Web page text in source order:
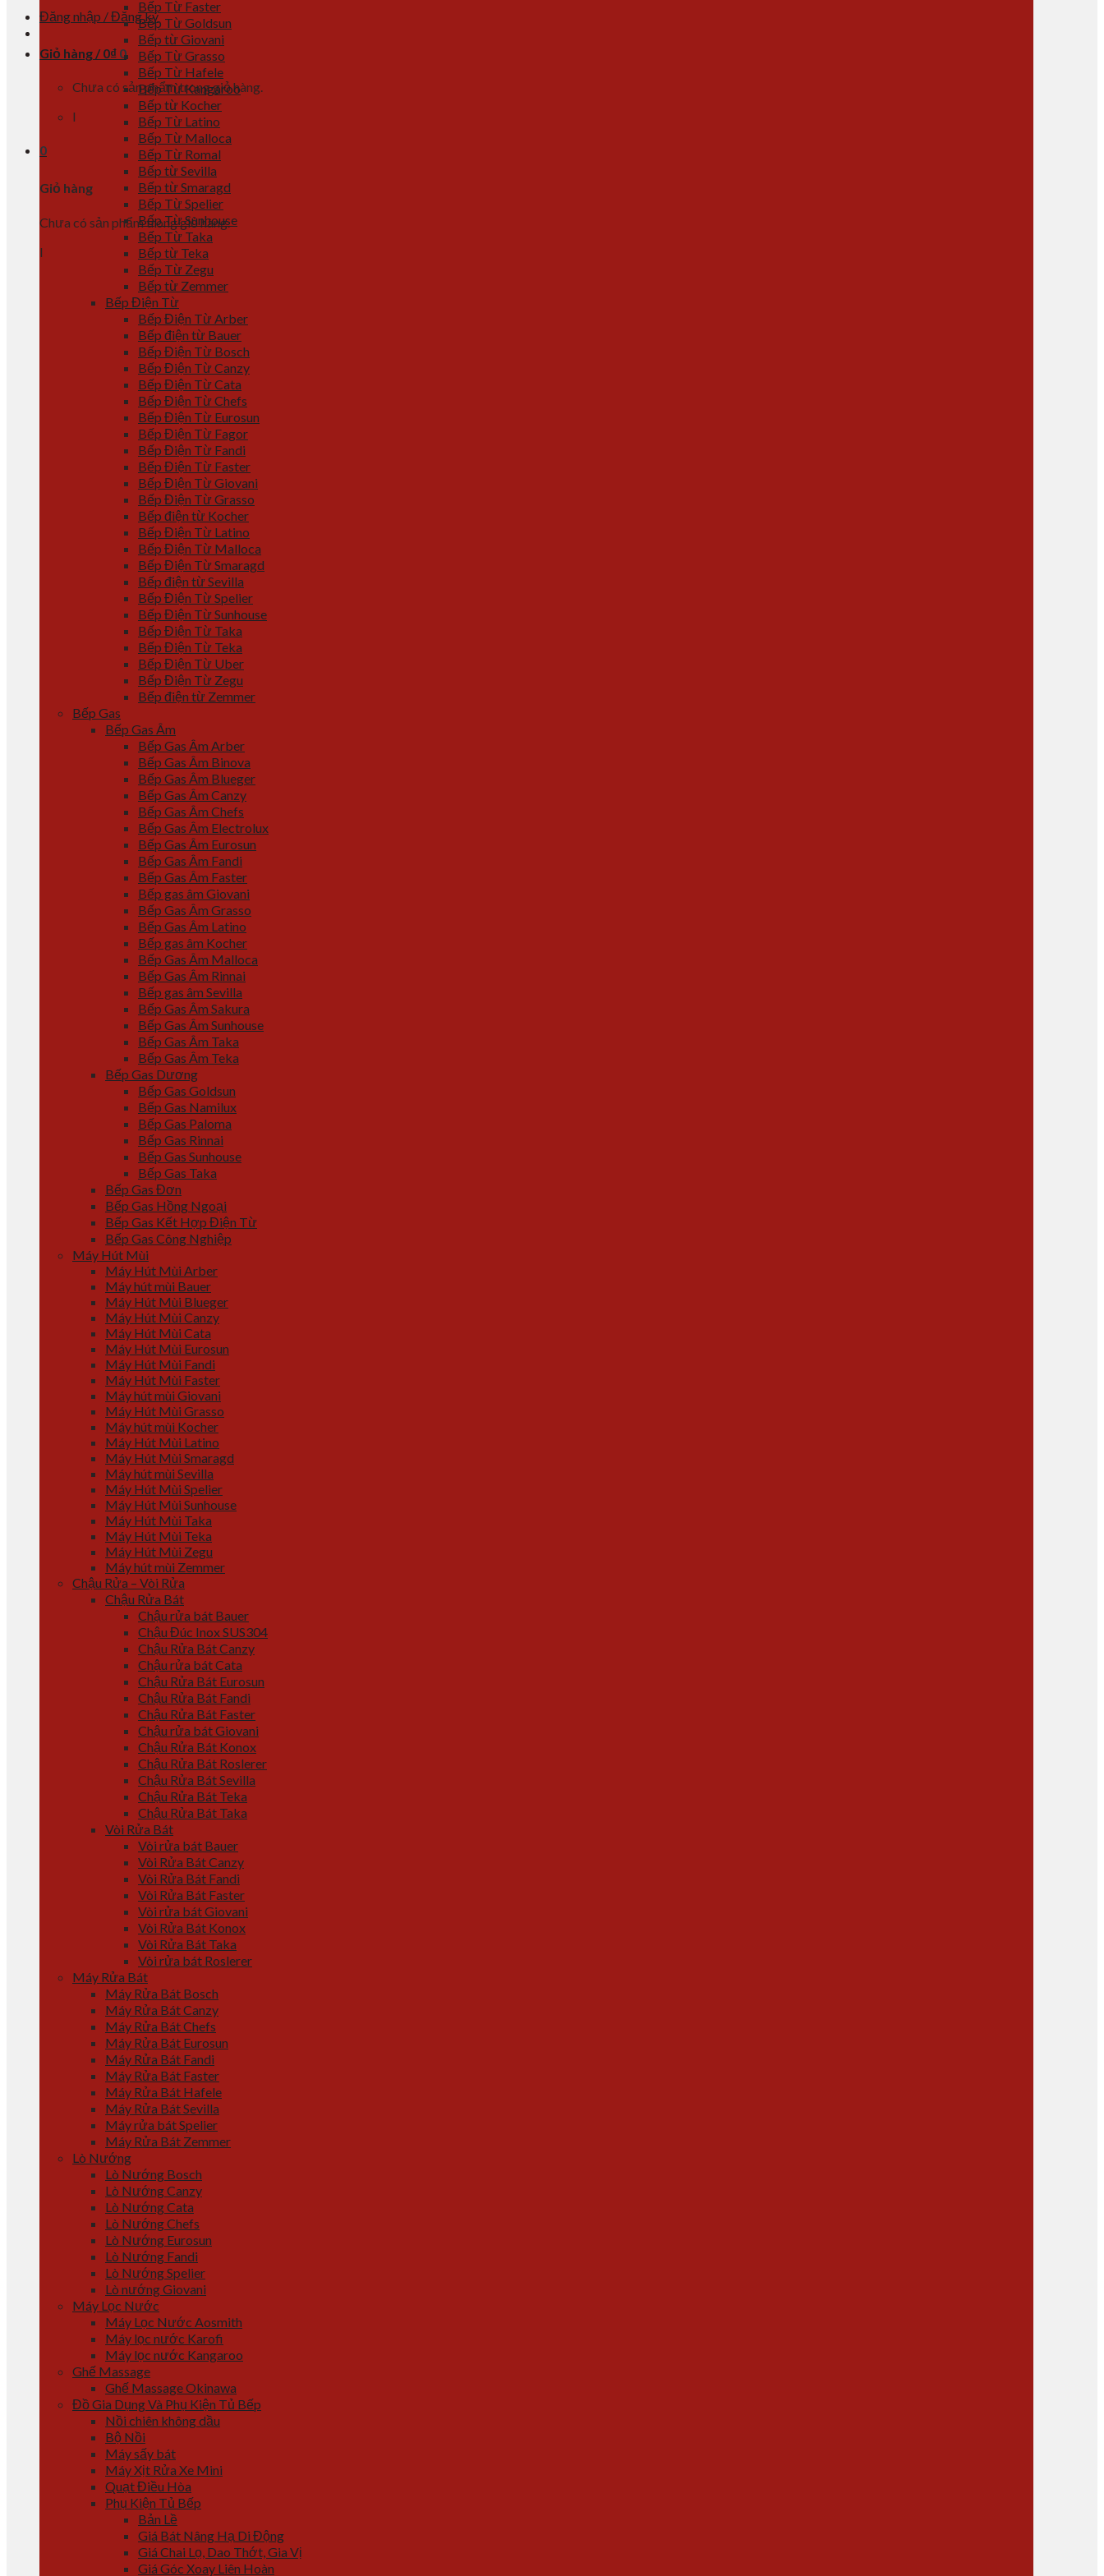
Đăng nhập / Đăng ký
Giỏ hàng / 0₫ 0
Chưa có sản phẩm trong giỏ hàng.
l
0
Giỏ hàng
Chưa có sản phẩm trong giỏ hàng.
l
Bếp Từ Faster
Bếp Từ Goldsun
Bếp từ Giovani
Bếp Từ Grasso
Bếp Từ Hafele
Bếp Từ Kangaroo
Bếp từ Kocher
Bếp Từ Latino
Bếp Từ Malloca
Bếp Từ Romal
Bếp từ Sevilla
Bếp từ Smaragd
Bếp Từ Spelier
Bếp Từ Sunhouse
Bếp Từ Taka
Bếp từ Teka
Bếp Từ Zegu
Bếp từ Zemmer
Bếp Điện Từ
Bếp Điện Từ Arber
Bếp điện từ Bauer
Bếp Điện Từ Bosch
Bếp Điện Từ Canzy
Bếp Điện Từ Cata
Bếp Điện Từ Chefs
Bếp Điện Từ Eurosun
Bếp Điện Từ Fagor
Bếp Điện Từ Fandi
Bếp Điện Từ Faster
Bếp Điện Từ Giovani
Bếp Điện Từ Grasso
Bếp điện từ Kocher
Bếp Điện Từ Latino
Bếp Điện Từ Malloca
Bếp Điện Từ Smaragd
Bếp điện từ Sevilla
Bếp Điện Từ Spelier
Bếp Điện Từ Sunhouse
Bếp Điện Từ Taka
Bếp Điện Từ Teka
Bếp Điện Từ Uber
Bếp Điện Từ Zegu
Bếp điện từ Zemmer
Bếp Gas
Bếp Gas Âm
Bếp Gas Âm Arber
Bếp Gas Âm Binova
Bếp Gas Âm Blueger
Bếp Gas Âm Canzy
Bếp Gas Âm Chefs
Bếp Gas Âm Electrolux
Bếp Gas Âm Eurosun
Bếp Gas Âm Fandi
Bếp Gas Âm Faster
Bếp gas âm Giovani
Bếp Gas Âm Grasso
Bếp Gas Âm Latino
Bếp gas âm Kocher
Bếp Gas Âm Malloca
Bếp Gas Âm Rinnai
Bếp gas âm Sevilla
Bếp Gas Âm Sakura
Bếp Gas Âm Sunhouse
Bếp Gas Âm Taka
Bếp Gas Âm Teka
Bếp Gas Dương
Bếp Gas Goldsun
Bếp Gas Namilux
Bếp Gas Paloma
Bếp Gas Rinnai
Bếp Gas Sunhouse
Bếp Gas Taka
Bếp Gas Đơn
Bếp Gas Hồng Ngoại
Bếp Gas Kết Hợp Điện Từ
Bếp Gas Công Nghiệp
Máy Hút Mùi
Máy Hút Mùi Arber
Máy hút mùi Bauer
Máy Hút Mùi Blueger
Máy Hút Mùi Canzy
Máy Hút Mùi Cata
Máy Hút Mùi Eurosun
Máy Hút Mùi Fandi
Máy Hút Mùi Faster
Máy hút mùi Giovani
Máy Hút Mùi Grasso
Máy hút mùi Kocher
Máy Hút Mùi Latino
Máy Hút Mùi Smaragd
Máy hút mùi Sevilla
Máy Hút Mùi Spelier
Máy Hút Mùi Sunhouse
Máy Hút Mùi Taka
Máy Hút Mùi Teka
Máy Hút Mùi Zegu
Máy hút mùi Zemmer
Chậu Rửa – Vòi Rửa
Chậu Rửa Bát
Chậu rửa bát Bauer
Chậu Đúc Inox SUS304
Chậu Rửa Bát Canzy
Chậu rửa bát Cata
Chậu Rửa Bát Eurosun
Chậu Rửa Bát Fandi
Chậu Rửa Bát Faster
Chậu rửa bát Giovani
Chậu Rửa Bát Konox
Chậu Rửa Bát Roslerer
Chậu Rửa Bát Sevilla
Chậu Rửa Bát Teka
Chậu Rửa Bát Taka
Vòi Rửa Bát
Vòi rửa bát Bauer
Vòi Rửa Bát Canzy
Vòi Rửa Bát Fandi
Vòi Rửa Bát Faster
Vòi rửa bát Giovani
Vòi Rửa Bát Konox
Vòi Rửa Bát Taka
Vòi rửa bát Roslerer
Máy Rửa Bát
Máy Rửa Bát Bosch
Máy Rửa Bát Canzy
Máy Rửa Bát Chefs
Máy Rửa Bát Eurosun
Máy Rửa Bát Fandi
Máy Rửa Bát Faster
Máy Rửa Bát Hafele
Máy Rửa Bát Sevilla
Máy rửa bát Spelier
Máy Rửa Bát Zemmer
Lò Nướng
Lò Nướng Bosch
Lò Nướng Canzy
Lò Nướng Cata
Lò Nướng Chefs
Lò Nướng Eurosun
Lò Nướng Fandi
Lò Nướng Spelier
Lò nướng Giovani
Máy Lọc Nước
Máy Lọc Nước Aosmith
Máy lọc nước Karofi
Máy lọc nước Kangaroo
Ghế Massage
Ghế Massage Okinawa
Đồ Gia Dụng Và Phụ Kiện Tủ Bếp
Nồi chiên không dầu
Bộ Nồi
Máy sấy bát
Máy Xịt Rửa Xe Mini
Quạt Điều Hòa
Phụ Kiện Tủ Bếp
Bản Lề
Giá Bát Nâng Hạ Di Động
Giá Chai Lọ, Dao Thớt, Gia Vị
Giá Góc Xoay Liên Hoàn